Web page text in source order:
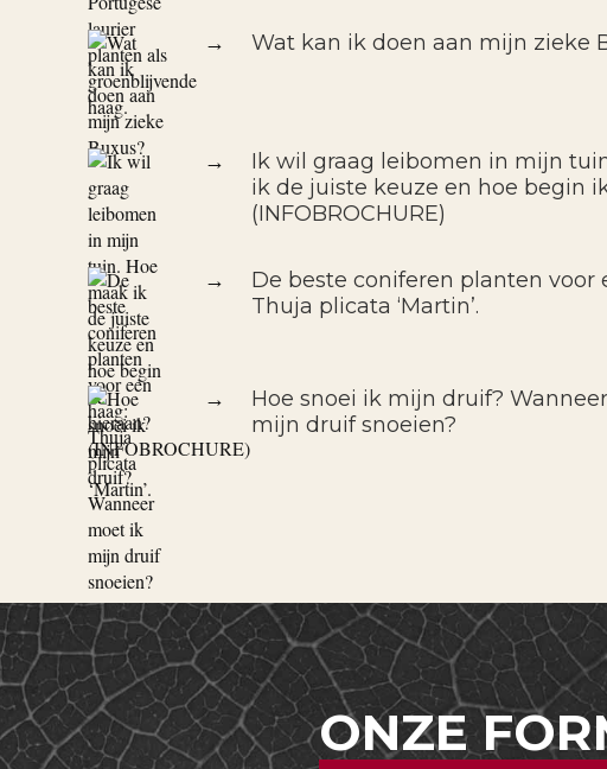
→ Wat kan ik doen aan mijn zieke
→
Ik wil graag leibomen in mijn
ik de juiste keuze en hoe begin
(INFOBROCHURE)
→
De beste coniferen planten voor
Thuja plicata ‘Martin’.
→
Hoe snoei ik mijn druif?
mijn druif snoeien?
ONZE